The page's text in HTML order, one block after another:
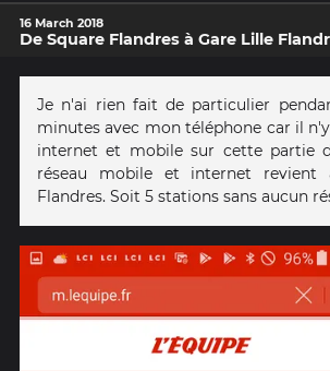
16 March 2018
De Square Flandres à Gare Lille
Je n'ai rien fait de particulier
minutes avec mon téléphone car il
internet et mobile sur cette partie
réseau mobile et internet
Flandres. Soit 5 stations sans aucun